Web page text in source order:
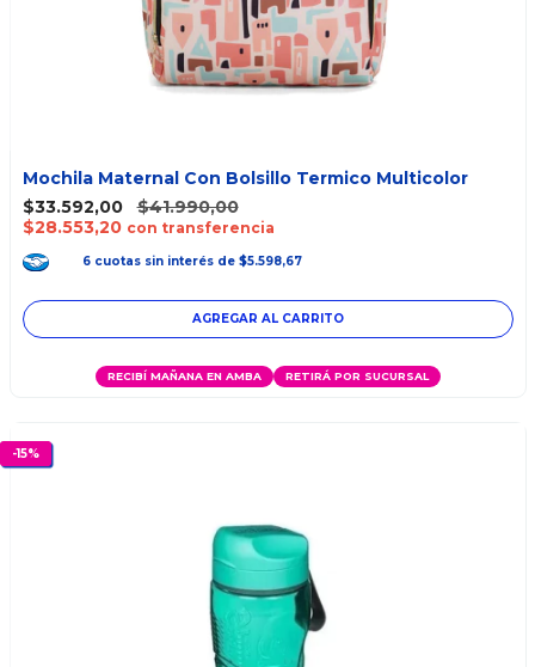
Mochila Maternal Con Bolsillo Termico Multicolor
$33.592,00
$41.990,00
$28.553,20 con transferencia
6 cuotas sin interés de $5.598,67
RECIBÍ MAÑANA EN AMBA RETIRÁ POR SUCURSAL
-15%